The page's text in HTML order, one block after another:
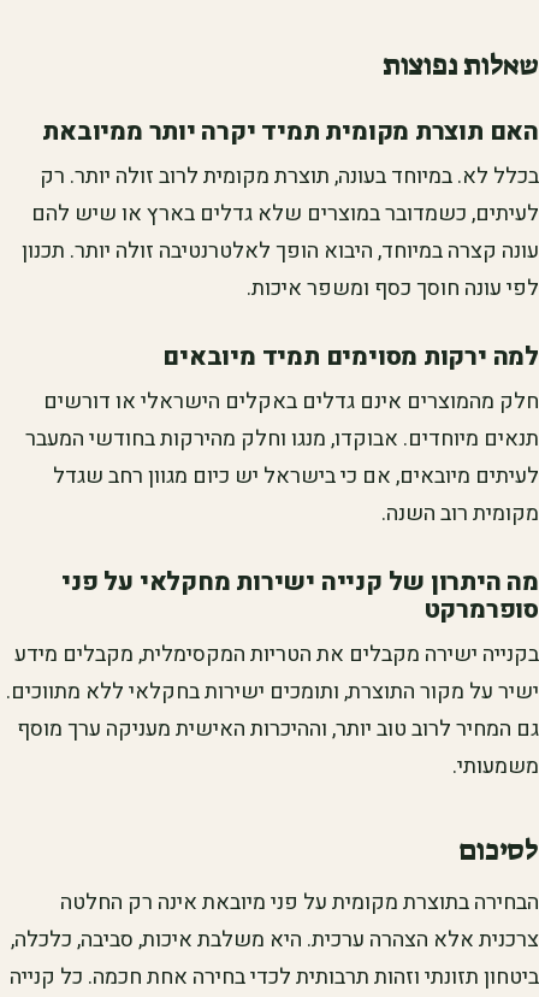
שאלות נפוצות
האם תוצרת מקומית תמיד יקרה יותר ממיובאת
בכלל לא. במיוחד בעונה, תוצרת מקומית לרוב זולה יותר. רק
לעיתים, כשמדובר במוצרים שלא גדלים בארץ או שיש להם
עונה קצרה במיוחד, היבוא הופך לאלטרנטיבה זולה יותר. תכנון
לפי עונה חוסך כסף ומשפר איכות.
למה ירקות מסוימים תמיד מיובאים
חלק מהמוצרים אינם גדלים באקלים הישראלי או דורשים
תנאים מיוחדים. אבוקדו, מנגו וחלק מהירקות בחודשי המעבר
לעיתים מיובאים, אם כי בישראל יש כיום מגוון רחב שגדל
מקומית רוב השנה.
מה היתרון של קנייה ישירות מחקלאי על פני
סופרמרקט
בקנייה ישירה מקבלים את הטריות המקסימלית, מקבלים מידע
ישיר על מקור התוצרת, ותומכים ישירות בחקלאי ללא מתווכים.
גם המחיר לרוב טוב יותר, וההיכרות האישית מעניקה ערך מוסף
משמעותי.
לסיכום
הבחירה בתוצרת מקומית על פני מיובאת אינה רק החלטה
צרכנית אלא הצהרה ערכית. היא משלבת איכות, סביבה, כלכלה,
ביטחון תזונתי וזהות תרבותית לכדי בחירה אחת חכמה. כל קנייה